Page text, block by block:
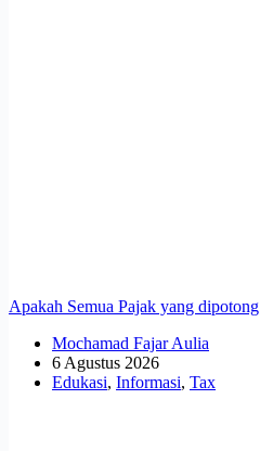
Apakah Semua Pajak yang
Mochamad Fajar Aulia
6 Agustus 2026
Edukasi, Informasi, Tax